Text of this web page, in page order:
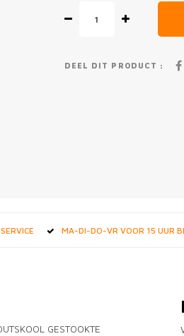
DEEL DIT PRODUCT :
MA-DI-DO-VR VOOR 15 UUR
GESTOOKTE